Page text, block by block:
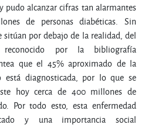
pudo alcanzar cifras tan alarmantes
de personas diabéticas. Sin
sitúan por debajo de la realidad, del
reconocido por la bibliografía
que el 45% aproximado de la
está diagnosticada, por lo que se
hoy cerca de 400 millones de
Por todo esto, esta enfermedad
y una importancia social